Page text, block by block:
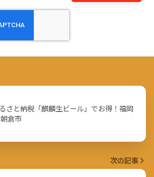
さと納税「麒麟生ビール」でお得！福岡
倉市
次の記事